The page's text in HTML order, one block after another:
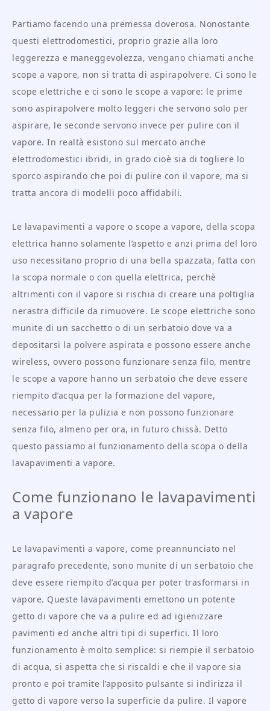
Partiamo facendo una premessa doverosa. Nonostante
questi elettrodomestici, proprio grazie alla loro
leggerezza e maneggevolezza, vengano chiamati anche
scope a vapore, non si tratta di aspirapolvere. Ci sono le
scope elettriche e ci sono le scope a vapore: le prime
sono aspirapolvere molto leggeri che servono solo per
aspirare, le seconde servono invece per pulire con il
vapore. In realtà esistono sul mercato anche
elettrodomestici ibridi, in grado cioè sia di togliere lo
sporco aspirando che poi di pulire con il vapore, ma si
tratta ancora di modelli poco affidabili.
Le lavapavimenti a vapore o scope a vapore, della scopa
elettrica hanno solamente l’aspetto e anzi prima del loro
uso necessitano proprio di una bella spazzata, fatta con
la scopa normale o con quella elettrica, perchè
altrimenti con il vapore si rischia di creare una poltiglia
nerastra difficile da rimuovere. Le scope elettriche sono
munite di un sacchetto o di un serbatoio dove va a
depositarsi la polvere aspirata e possono essere anche
wireless, ovvero possono funzionare senza filo, mentre
le scope a vapore hanno un serbatoio che deve essere
riempito d’acqua per la formazione del vapore,
necessario per la pulizia e non possono funzionare
senza filo, almeno per ora, in futuro chissà. Detto
questo passiamo al funzionamento della scopa o della
lavapavimenti a vapore.
Come funzionano le lavapavimenti
a vapore
Le lavapavimenti a vapore, come preannunciato nel
paragrafo precedente, sono munite di un serbatoio che
deve essere riempito d’acqua per poter trasformarsi in
vapore. Queste lavapavimenti emettono un potente
getto di vapore che va a pulire ed ad igienizzare
pavimenti ed anche altri tipi di superfici. Il loro
funzionamento è molto semplice: si riempie il serbatoio
di acqua, si aspetta che si riscaldi e che il vapore sia
pronto e poi tramite l’apposito pulsante si indirizza il
getto di vapore verso la superficie da pulire. Il vapore